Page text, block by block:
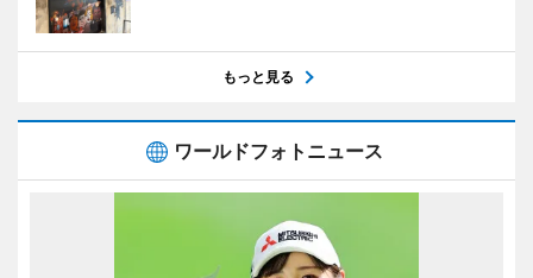
もっと見る
ワールドフォトニュース